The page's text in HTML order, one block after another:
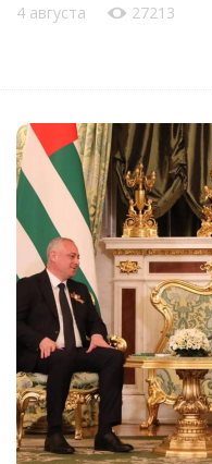
4 августа 27213